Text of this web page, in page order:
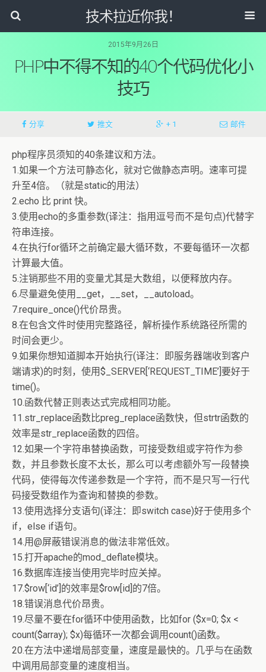
技术拉近你我！
2015年9月26日
PHP中不得不知的40个代码优化小
技巧
分享 推文 + 1 邮件
php程序员须知的40条建议和方法。
1.如果一个方法可静态化，就对它做静态声明。速率可提
升至4倍。（就是static的用法）
2.echo 比 print 快。
3.使用echo的多重参数(译注：指用逗号而不是句点)代替字
符串连接。
4.在执行for循环之前确定最大循环数，不要每循环一次都
计算最大值。
5.注销那些不用的变量尤其是大数组，以便释放内存。
6.尽量避免使用__get，__set，__autoload。
7.require_once()代价昂贵。
8.在包含文件时使用完整路径，解析操作系统路径所需的
时间会更少。
9.如果你想知道脚本开始执行(译注：即服务器端收到客户
端请求)的时刻，使用$_SERVER[‘REQUEST_TIME’]要好于
time()。
10.函数代替正则表达式完成相同功能。
11.str_replace函数比preg_replace函数快，但strtr函数的
效率是str_replace函数的四倍。
12.如果一个字符串替换函数，可接受数组或字符作为参
数，并且参数长度不太长，那么可以考虑额外写一段替换
代码，使得每次传递参数是一个字符，而不是只写一行代
码接受数组作为查询和替换的参数。
13.使用选择分支语句(译注：即switch case)好于使用多个
if，else if语句。
14.用@屏蔽错误消息的做法非常低效。
15.打开apache的mod_deflate模块。
16.数据库连接当使用完毕时应关掉。
17.$row[‘id’]的效率是$row[id]的7倍。
18.错误消息代价昂贵。
19.尽量不要在for循环中使用函数，比如for ($x=0; $x <
count($array); $x)每循环一次都会调用count()函数。
20.在方法中递增局部变量，速度是最快的。几乎与在函数
中调用局部变量的速度相当。